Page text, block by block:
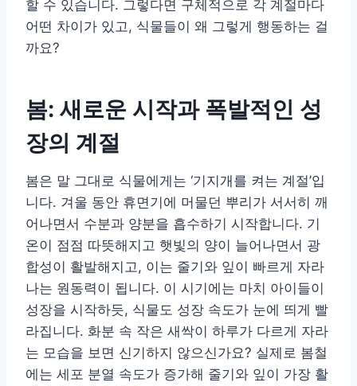
할 수 있습니다. 그렇다면 구체적으로 각 계절마다
어떤 차이가 있고, 식물들이 왜 그렇게 행동하는 걸
까요?
봄: 새로운 시작과 폭발적인 성
장의 계절
봄은 말 그대로 식물에게는 ‘기지개를 켜는 계절’입
니다. 겨울 동안 휴면기에 머물던 뿌리가 서서히 깨
어나면서 수분과 양분을 흡수하기 시작합니다. 기
온이 점점 따뜻해지고 햇빛의 양이 늘어나면서 광
합성이 활발해지고, 이는 줄기와 잎이 빠르게 자라
나는 원동력이 됩니다. 이 시기에는 마치 아이들이
성장을 시작하듯, 식물도 성장 속도가 눈에 띄게 빨
라집니다. 화분 속 작은 새싹이 하루가 다르게 자라
는 모습을 보면 신기하지 않으신가요? 실제로 봄철
에는 세포 분열 속도가 증가해 줄기와 잎이 가장 활